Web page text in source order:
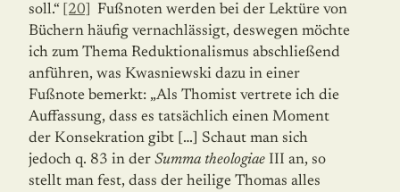
soll.“
[20]
Fußnoten werden bei der Lektüre von
Büchern häufig vernachlässigt, deswegen möchte
ich zum Thema Reduktionalismus abschließend
anführen, was Kwasniewski dazu in einer
Fußnote bemerkt: „Als Thomist vertrete ich die
Auffassung, dass es tatsächlich einen Moment
der Konsekration gibt […] Schaut man sich
jedoch q. 83 in der Summa theologiae III an, so
stellt man fest, dass der heilige Thomas alles